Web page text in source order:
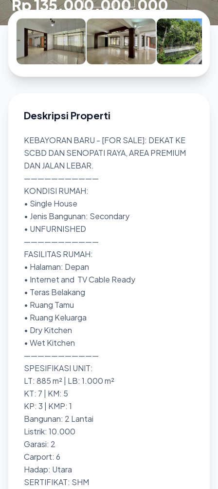
Rp 135.000.000.000
Deskripsi Properti
KEBAYORAN BARU - [FOR SALE]: DEKAT KE
SCBD DAN SENOPATI RAYA, AREA PREMIUM
DAN JALAN LEBAR.
———————————
KONDISI RUMAH:
• Single House
• Jenis Bangunan: Secondary
• UNFURNISHED
———————————
FASILITAS RUMAH:
• Halaman: Depan
• Internet and TV Cable Ready
• Teras Belakang
• Ruang Tamu
• Ruang Keluarga
• Dry Kitchen
• Wet Kitchen
———————————
SPESIFIKASI UNIT:
LT: 885 m² | LB: 1.000 m²
KT: 7 | KM: 5
KP: 3 | KMP: 1
Bangunan: 2 Lantai
Listrik: 10.000
Garasi: 2
Carport: 6
Hadap: Utara
SERTIFIKAT: SHM